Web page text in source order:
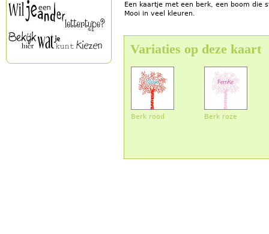
Een kaartje met een berk, een boom die
Mooi in veel kleuren.
Variaties op deze kaart
Berk rood Berk roze